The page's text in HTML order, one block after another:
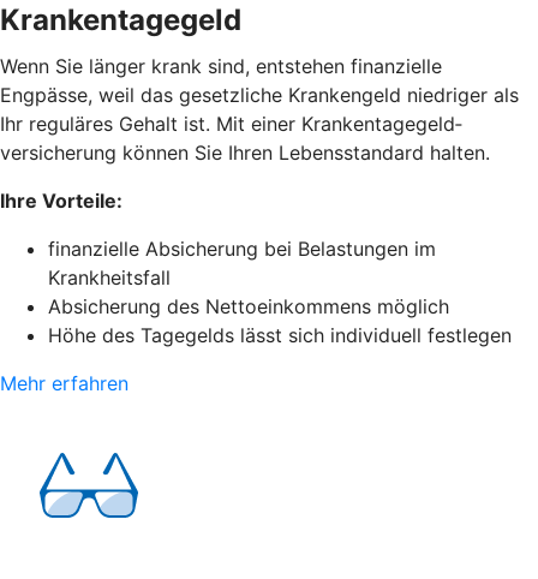
Krankentagegeld
Wenn Sie länger krank sind, entstehen finanzielle
Engpässe, weil das gesetzliche Krankengeld niedriger als
Ihr reguläres Gehalt ist. Mit einer Krankentagegeld­
versicherung können Sie Ihren Lebensstandard halten.
Ihre Vorteile:
finanzielle Absicherung bei Belastungen im
Krankheitsfall
Absicherung des Nettoeinkommens möglich
Höhe des Tagegelds lässt sich individuell festlegen
Mehr erfahren